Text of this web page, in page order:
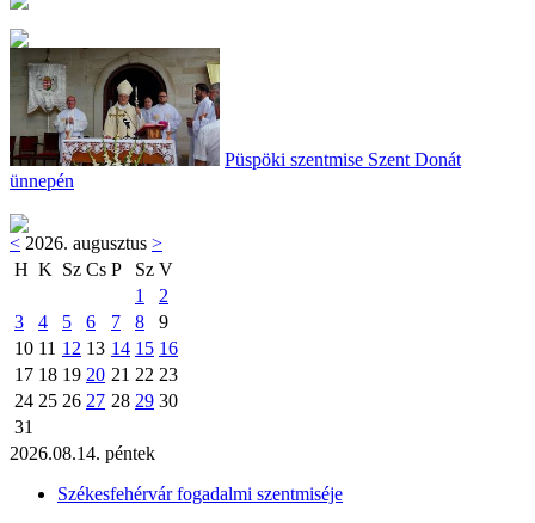
Püspöki szentmise Szent Donát
ünnepén
< 2026. augusztus >
H K Sz Cs P Sz V
1
2
3
4 5 6 7 8
9
10 11 12 13 14 15 16
17 18 19 20 21 22 23
24 25 26 27 28 29 30
31
2026.08.14. péntek
Székesfehérvár fogadalmi szentmiséje